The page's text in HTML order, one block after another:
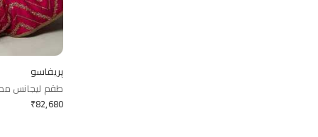
پريفاسو
طقم ليجانس
₹82,680